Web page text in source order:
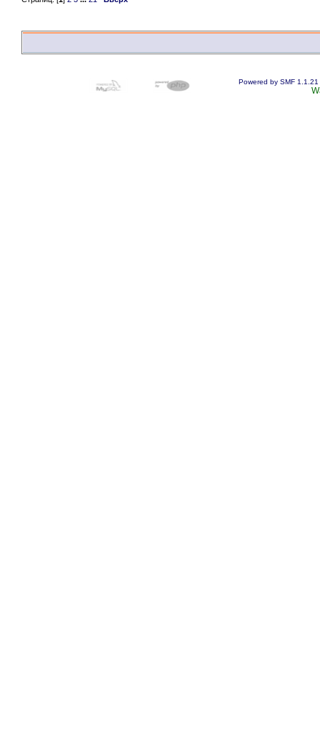
Powered by SMF 1.1.21